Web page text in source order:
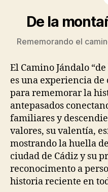
De la
Rememorando el
El Camino Jándalo
es una experiencia
para rememorar la
antepasados
familiares y
valores, su valentía,
mostrando la huella
ciudad de Cádiz y su
reconocimento a
historia reciente en